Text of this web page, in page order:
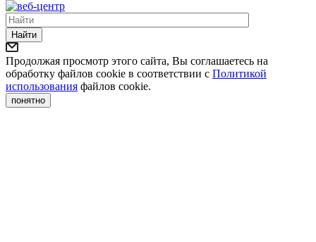
Найти
Продолжая просмотр этого сайта, Вы соглашаетесь на
обработку файлов cookie в соответствии с Политикой
использования файлов cookie.
понятно